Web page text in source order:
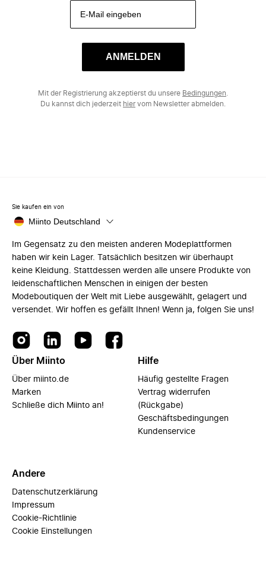
ANMELDEN
Mit der Registrierung akzeptierst du unsere Bedingungen
Du kannst dich jederzeit hiervom Newsletter abmelden.
Sie kaufen ein von
Miinto Deutschland
Im Gegensatz zu den meisten anderen Modeplattformen
haben wir kein Lager. Tatsächlich besitzen wir überhaupt
keine Kleidung. Stattdessen werden alle unsere Produkte von
leidenschaftlichen Menschen in einigen der besten
Modeboutiquen der Welt mit Liebe ausgewählt, gelagert und
versendet. Wir hoffen es gefällt Ihnen! Wenn ja, folgen Sie uns!
Über Miinto
Über miinto.de
Marken
Schließe dich Miinto an!
Hilfe
Häufig gestellte Fragen
Vertrag widerrufen
(Rückgabe)
Geschäftsbedingungen
Kundenservice
Andere
Datenschutzerklärung
Impressum
Cookie-Richtlinie
Cookie Einstellungen